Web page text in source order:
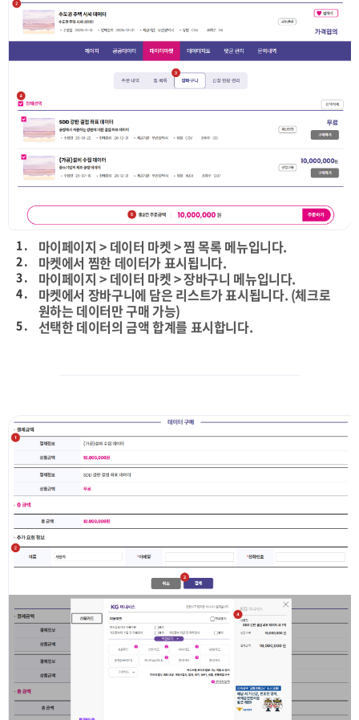
1 . 마이페이지 > 데이터 마켓 > 찜 목록 메뉴입니다.
2 . 마켓에서 찜한 데이터가 표시됩니다.
3 . 마이페이지 > 데이터 마켓 > 장바구니 메뉴입니다.
4 .
마켓에서 장바구니에 담은 리스트가 표시됩니다. (체크로
원하는 데이터만 구매 가능)
5 . 선택한 데이터의 금액 합계를 표시합니다.